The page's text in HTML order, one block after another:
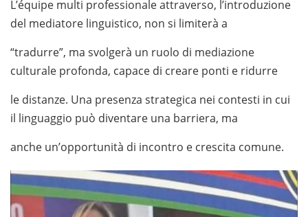
L’équipe multi professionale attraverso, l’introduzione
del mediatore linguistico, non si limiterà a
“tradurre”, ma svolgerà un ruolo di mediazione
culturale profonda, capace di creare ponti e ridurre
le distanze. Una presenza strategica nei contesti in cui
il linguaggio può diventare una barriera, ma
anche un’opportunità di incontro e crescita comune.